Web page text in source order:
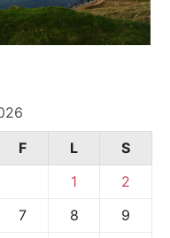
F L
S
1
2
7 8
9